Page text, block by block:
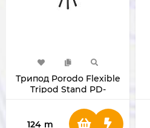
Трипод Porodo Flexible
Tripod Stand PD-
124 m